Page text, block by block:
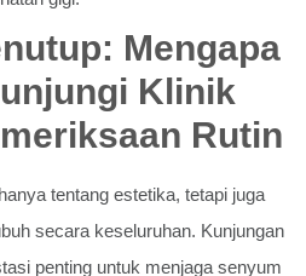
Mengapa
Klinik
Rutin
tentang estetika, tetapi juga
secara keseluruhan. Kunjungan
penting untuk menjaga senyum